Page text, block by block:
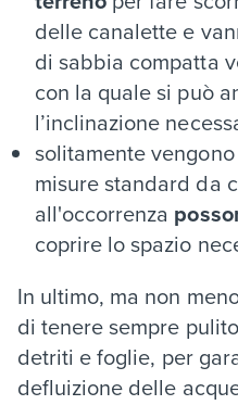
delle canalette e
di sabbia compatta
con la quale si può
l’inclinazione
solitamente
misure standard da
all'occorrenza
coprire lo spazio
In ultimo, ma non
di tenere sempre
detriti e foglie, per
defluizione delle